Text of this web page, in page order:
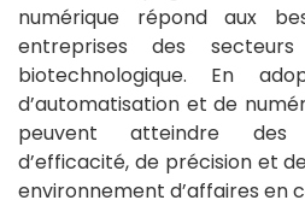
numérique répond aux
entreprises des
biotechnologique. En
d’automatisation et de
peuvent atteindre des
d’efficacité, de précision et
environnement d’affaires en